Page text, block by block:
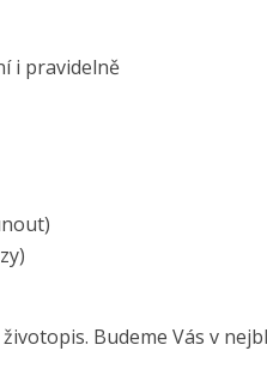
i pravidelně
Budeme Vás v